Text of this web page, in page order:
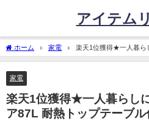
アイテム
ホーム 家電
楽天1位獲得★一人暮ら
ップテーブル付
家電
楽天1位獲得★一人暮らし
ア87L 耐熱トップテーブル